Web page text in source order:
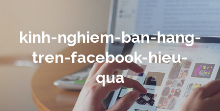
kinh-nghiem-ban-hang-
tren-facebook-hieu-
qua